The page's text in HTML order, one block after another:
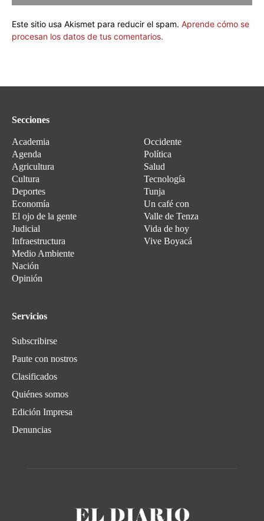
Este sitio usa Akismet para reducir el spam. Aprende cómo se
procesan los datos de tus comentarios.
Secciones
Academia
Agenda
Agricultura
Cultura
Deportes
Economía
El ojo de la gente
Judicial
Infraestructura
Medio Ambiente
Nación
Opinión
Occidente
Política
Salud
Tecnología
Tunja
Un café con
Valle de Tenza
Vida de hoy
Vive Boyacá
Servicios
Subscribirse
Paute con nostros
Clasificados
Quiénes somos
Edición Impresa
Denuncias